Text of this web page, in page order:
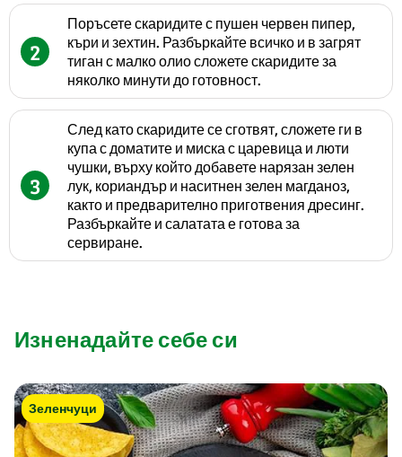
2
Поръсете скаридите с пушен червен пипер,
къри и зехтин. Разбъркайте всичко и в загрят
тиган с малко олио сложете скаридите за
няколко минути до готовност.
3
След като скаридите се сготвят, сложете ги в
купа с доматите и миска с царевица и люти
чушки, върху който добавете нарязан зелен
лук, кориандър и наситнен зелен магданоз,
както и предварително приготвения дресинг.
Разбъркайте и салатата е готова за
сервиране.
Изненадайте себе си
Зеленчуци